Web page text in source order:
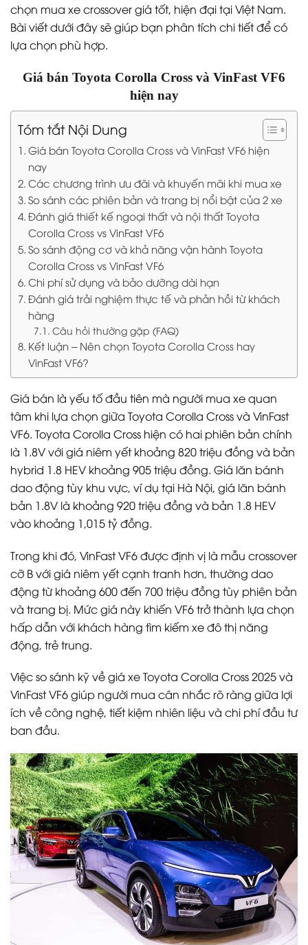
chọn mua xe crossover giá tốt, hiện đại tại Việt Nam.
Bài viết dưới đây sẽ giúp bạn phân tích chi tiết để có
lựa chọn phù hợp.
Giá bán Toyota Corolla Cross và VinFast VF6
hiện nay
Tóm tắt Nội Dung
Giá bán Toyota Corolla Cross và VinFast VF6 hiện
nay
Các chương trình ưu đãi và khuyến mãi khi mua xe
So sánh các phiên bản và trang bị nổi bật của 2 xe
Đánh giá thiết kế ngoại thất và nội thất Toyota
Corolla Cross vs VinFast VF6
So sánh động cơ và khả năng vận hành Toyota
Corolla Cross vs VinFast VF6
Chi phí sử dụng và bảo dưỡng dài hạn
Đánh giá trải nghiệm thực tế và phản hồi từ khách
hàng
Câu hỏi thường gặp (FAQ)
Kết luận – Nên chọn Toyota Corolla Cross hay
VinFast VF6?
Giá bán là yếu tố đầu tiên mà người mua xe quan
tâm khi lựa chọn giữa Toyota Corolla Cross và VinFast
VF6. Toyota Corolla Cross hiện có hai phiên bản chính
là 1.8V với giá niêm yết khoảng 820 triệu đồng và bản
hybrid 1.8 HEV khoảng 905 triệu đồng. Giá lăn bánh
dao động tùy khu vực, ví dụ tại Hà Nội, giá lăn bánh
bản 1.8V là khoảng 920 triệu đồng và bản 1.8 HEV
vào khoảng 1,015 tỷ đồng.
Trong khi đó, VinFast VF6 được định vị là mẫu crossover
cỡ B với giá niêm yết cạnh tranh hơn, thường dao
động từ khoảng 600 đến 700 triệu đồng tùy phiên bản
và trang bị. Mức giá này khiến VF6 trở thành lựa chọn
hấp dẫn với khách hàng tìm kiếm xe đô thị năng
động, trẻ trung.
Việc so sánh kỹ về giá xe Toyota Corolla Cross 2025 và
VinFast VF6 giúp người mua cân nhắc rõ ràng giữa lợi
ích về công nghệ, tiết kiệm nhiên liệu và chi phí đầu tư
ban đầu.